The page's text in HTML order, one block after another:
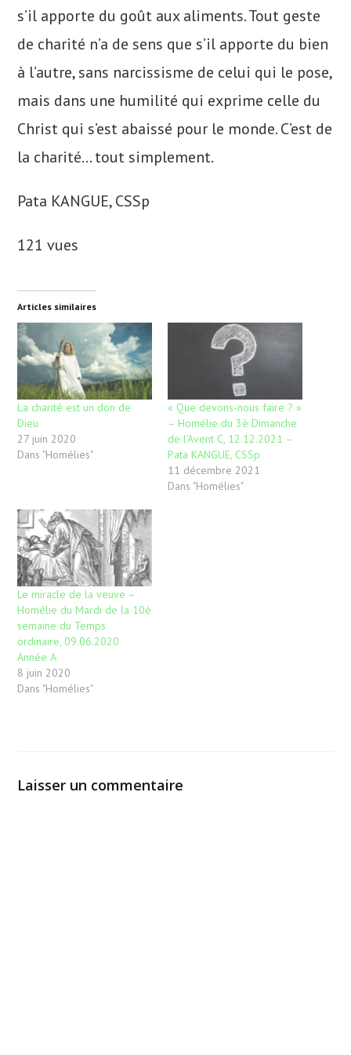
s’il apporte du goût aux aliments. Tout geste
de charité n’a de sens que s’il apporte du bien
à l’autre, sans narcissisme de celui qui le pose,
mais dans une humilité qui exprime celle du
Christ qui s’est abaissé pour le monde. C’est de
la charité… tout simplement.
Pata KANGUE, CSSp
121 vues
Articles similaires
La charité est un don de
Dieu
27 juin 2020
Dans "Homélies"
« Que devons-nous faire ? »
– Homélie du 3è Dimanche
de l’Avent C, 12.12.2021 –
Pata KANGUE, CSSp
11 décembre 2021
Dans "Homélies"
Le miracle de la veuve –
Homélie du Mardi de la 10è
semaine du Temps
ordinaire, 09.06.2020
Année A
8 juin 2020
Dans "Homélies"
Laisser un commentaire